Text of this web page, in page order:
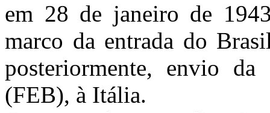
em 28 de janeiro de
marco da entrada do
posteriormente, envio
(FEB), à Itália.